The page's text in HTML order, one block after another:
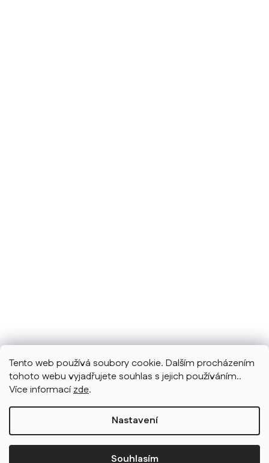
Tento web používá soubory cookie. Dalším procházením
tohoto webu vyjadřujete souhlas s jejich používáním..
Více informacízde.
Nastavení
Souhlasím